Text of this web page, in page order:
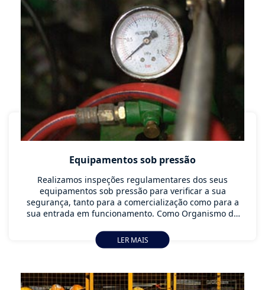
Equipamentos sob pressão
Realizamos inspeções regulamentares dos seus
equipamentos sob pressão para verificar a sua
segurança, tanto para a comercialização como para a
sua entrada em funcionamento. Como Organismo de
oferecemos-lhe a garantia técnica de que necessita.
LER MAIS